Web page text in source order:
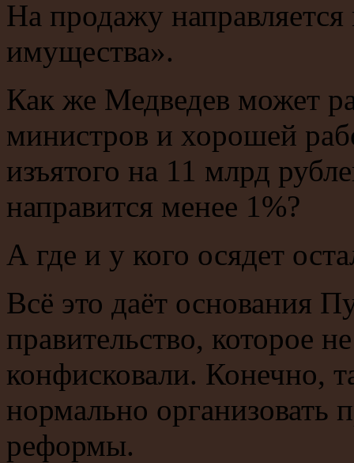
На продажу направляется
имущества».
Как же Медведев может
министров и хорошей
изъятого на 11 млрд
направится менее 1%?
А где и у кого осядет
Всё это даёт основания
правительство, которое
конфисковали. Конечно,
нормально организовать
реформы.